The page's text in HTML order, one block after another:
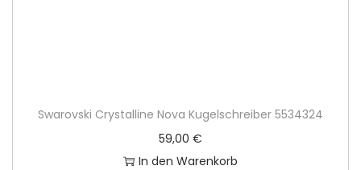
Swarovski Crystalline Nova Kugelschreiber 5534324
59,00 €
In den Warenkorb